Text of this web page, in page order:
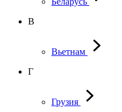
В
Вьетнам
Г
Грузия